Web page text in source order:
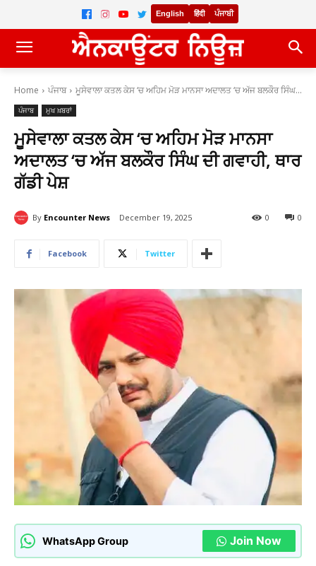
English हिंदी ਪੰਜਾਬੀ
Home ਪੰਜਾਬ ਮੂਸੇਵਾਲਾ ਕਤਲ ਕੇਸ ‘ਚ ਅਹਿਮ ਮੋੜ ਮਾਨਸਾ ਅਦਾਲਤ ‘ਚ ਅੱਜ ਬਲਕੌਰ ਸਿੰਘ...
ਪੰਜਾਬ ਮੁਖ ਖ਼ਬਰਾਂ
ਮੂਸੇਵਾਲਾ ਕਤਲ ਕੇਸ ‘ਚ ਅਹਿਮ ਮੋੜ ਮਾਨਸਾ
ਅਦਾਲਤ ‘ਚ ਅੱਜ ਬਲਕੌਰ ਸਿੰਘ ਦੀ ਗਵਾਹੀ, ਥਾਰ
ਗੱਡੀ ਪੇਸ਼
By Encounter News December 19, 2025 0
0
Facebook Twitter
WhatsApp Group Join Now